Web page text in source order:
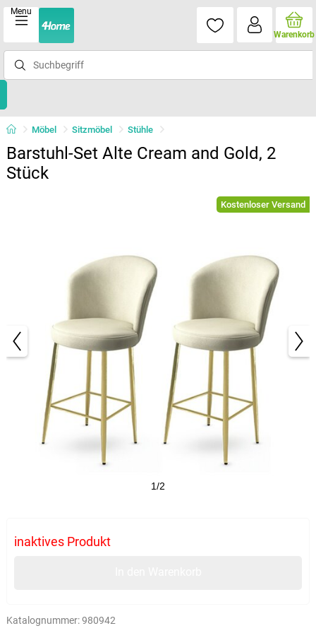
Menu
Warenkorb
Möbel Sitzmöbel Stühle
Barstuhl-Set Alte Cream and Gold, 2
Stück
Kostenloser Versand
1/2
inaktives Produkt
Katalognummer:980942